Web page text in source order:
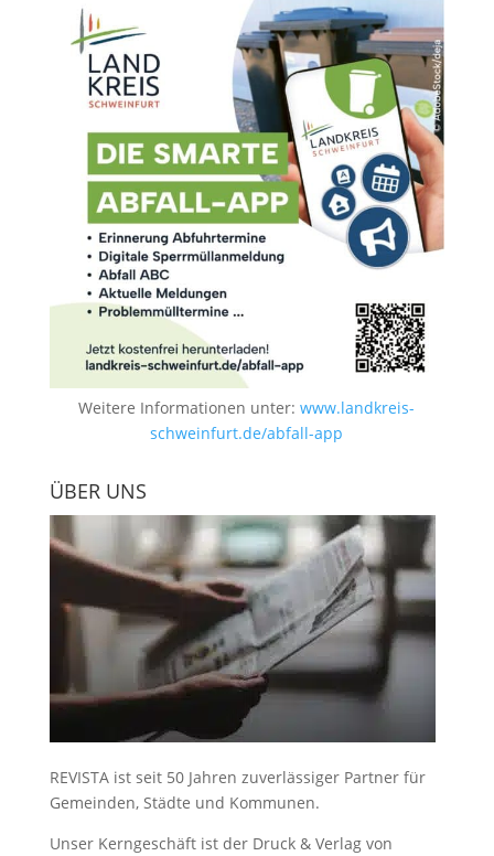
Weitere Informationen unter:www.landkreis-
schweinfurt.de/abfall-app
ÜBER UNS
REVISTA ist seit 50 Jahren zuverlässiger Partner für
Gemeinden, Städte und Kommunen.
Unser Kerngeschäft ist der Druck & Verlag von